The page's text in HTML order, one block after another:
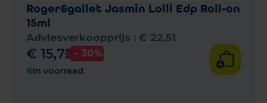
Roger&gallet Jasmin Lolli Edp Roll-on
15ml
Adviesverkoopprijs : € 22,51
€ 15,75 - 30%
In voorraad